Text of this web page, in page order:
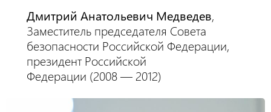
Дмитрий Анатольевич Медведев,
Заместитель председателя Совета
безопасности Российской Федерации,
президент Российской
Федерации (2008 — 2012)